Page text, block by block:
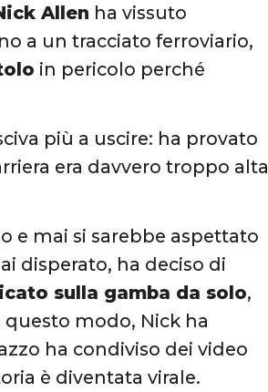
Allen ha vissuto
a un tracciato ferroviario,
in pericolo perché
più a uscire: ha provato
era davvero troppo alta
e mai si sarebbe aspettato
disperato, ha deciso di
sulla gamba da solo,
modo, Nick ha
ha condiviso dei video
è diventata virale.